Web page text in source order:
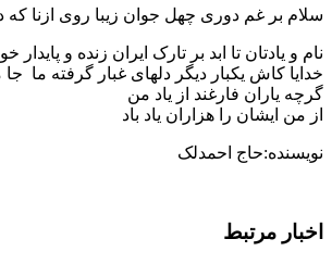
سلام بر غم دوری چهل جوان زیبا روی ازنا
نام و یادتان تا ابد بر تارک ایران زنده و پایدار
خدایا کاش یکبار دیگر دلهای غبار گرفته ما جا ماندگان
گرچه یاران فارغند از یاد من
از من ایشان را هزاران یاد باد
نویسنده:حاج احمدلک
اخبار مرتبط